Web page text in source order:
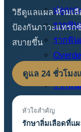
ปลูกก
รากฟัน
รากฟัน
รากฟัน
ราคา
2026)
วิธีดูแลแผล ห้ามเ
ป้องกันภาวะแทรก
สบายขึ้น
ดูแล 24 ชั่วโมง
หัวใจสำคัญ
รักษาลิ่มเลือดที่แ